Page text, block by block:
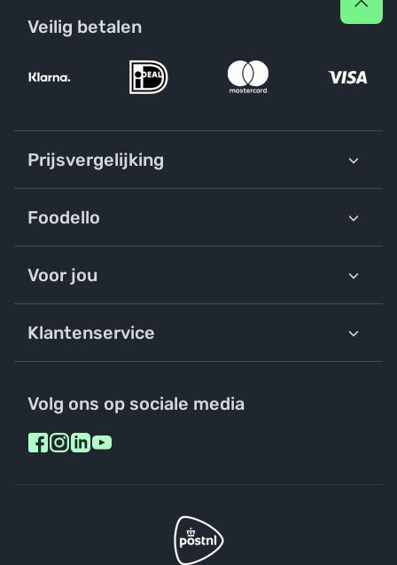
Veilig betalen
Prijsvergelijking
Foodello
Voor jou
Klantenservice
Volg ons op sociale media